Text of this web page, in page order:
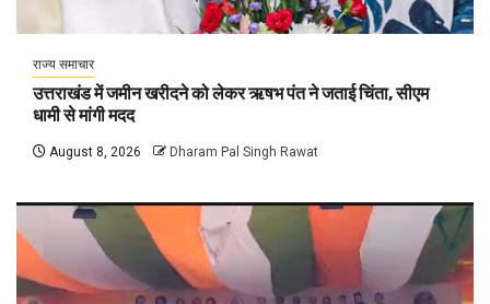
राज्य समाचार
उत्तराखंड में जमीन खरीदने को लेकर ऋषभ पंत ने जताई चिंता, सीएम
धामी से मांगी मदद
August 8, 2026 Dharam Pal Singh Rawat